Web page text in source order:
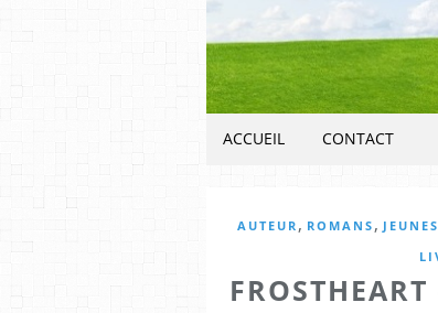
ACCUEIL CONTACT
AUTEUR , ROMANS ,